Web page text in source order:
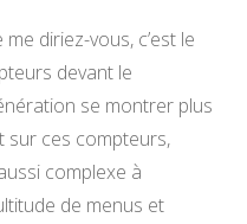
diriez-vous, c’est le
devant le
se montrer plus
sur ces compteurs,
complexe à
de menus et